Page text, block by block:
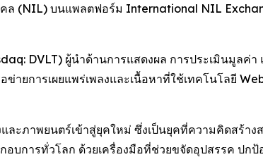
ล (NIL) บนแพลตฟอร์ม International NIL
DVLT) ผู้นำด้านการแสดงผล การประเมินมูลค่า
ยการเผยแพร่เพลงและเนื้อหาที่ใช้เทคโนโลยี
ะภาพยนตร์เข้าสู่ยุคใหม่ ซึ่งเป็นยุคที่ความคิดสร้าง
บการทั่วโลก ด้วยเครื่องมือที่ช่วยขจัดอุปสรรค ปก